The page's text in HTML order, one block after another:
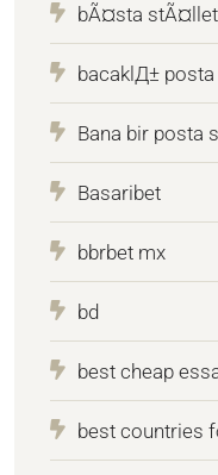
bÃ¤sta
bacaklД±
Bana bir posta
Basaribet
bbrbet mx
bd
best cheap
best countries